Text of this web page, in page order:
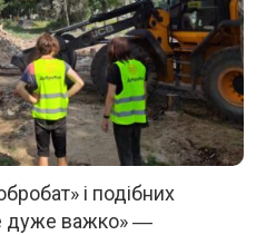
і подібних
дуже важко» ―